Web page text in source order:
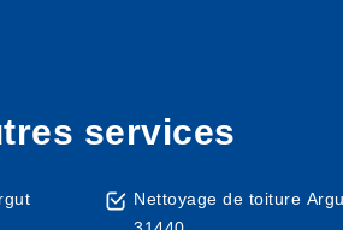
services
Nettoyage de toiture